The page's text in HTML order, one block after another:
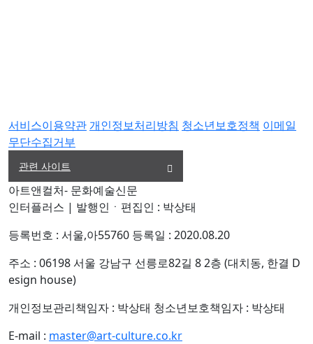
서비스이용약관 개인정보처리방침 청소년보호정책 이메일
무단수집거부
관련 사이트
아트앤컬처- 문화예술신문
인터플러스 | 발행인ㆍ편집인 : 박상태
등록번호 : 서울,아55760 등록일 : 2020.08.20
주소 : 06198 서울 강남구 선릉로82길 8 2층 (대치동, 한결 D
esign house)
개인정보관리책임자 : 박상태 청소년보호책임자 : 박상태
E-mail : master@art-culture.co.kr